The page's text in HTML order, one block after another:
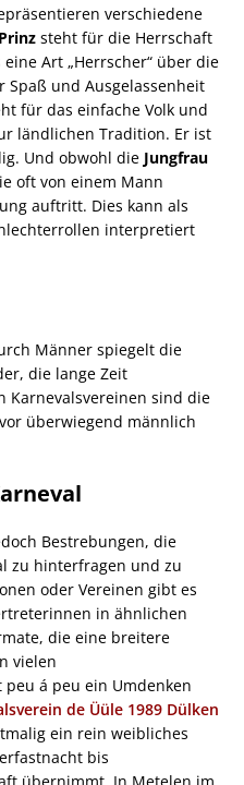
verschiedene
Prinz steht für die Herrschaft
Art „Herrscher“ über die
Spaß und Ausgelassenheit
für das einfache Volk und
ländlichen Tradition. Er ist
Und obwohl die Jungfrau
oft von einem Mann
auftritt. Dies kann als
interpretiert
Männer spiegelt die
die lange Zeit
Karnevalsvereinen sind die
überwiegend männlich
Bestrebungen, die
zu hinterfragen und zu
oder Vereinen gibt es
in ähnlichen
die eine breitere
vielen
á peu ein Umdenken
de Üüle 1989 Dülken
ein rein weibliches
bis